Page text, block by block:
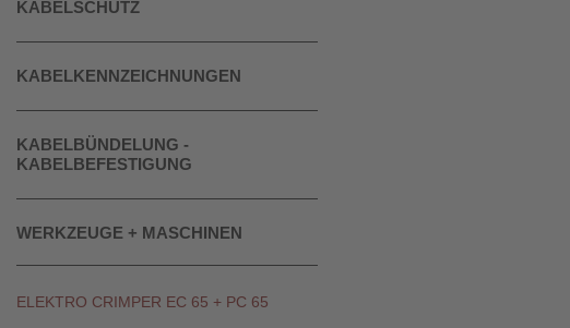
KABELSCHUTZ
KABELKENNZEICHNUNGEN
KABELBÜNDELUNG -
KABELBEFESTIGUNG
WERKZEUGE + MASCHINEN
ELEKTRO CRIMPER EC 65 + PC 65